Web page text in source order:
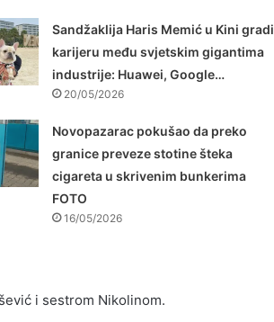
Sandžaklija Haris Memić u Kini gradi
karijeru među svjetskim gigantima
industrije: Huawei, Google…
20/05/2026
Novopazarac pokušao da preko
granice preveze stotine šteka
cigareta u skrivenim bunkerima
FOTO
16/05/2026
i sestrom Nikolinom.